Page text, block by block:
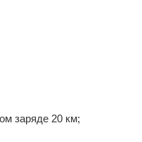
заряде 20 км;